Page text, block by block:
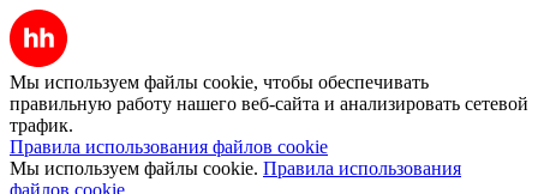
Мы используем файлы cookie, чтобы обеспечивать
правильную работу нашего веб-сайта и анализировать сетевой
трафик.
Правила использования файлов cookie
Мы используем файлы cookie. Правила использования
файлов cookie